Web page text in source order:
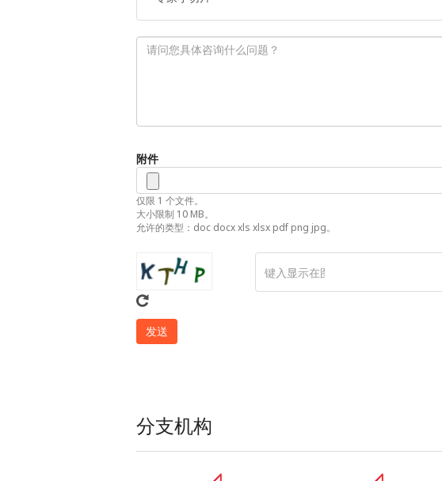
附件
仅限 1 个文件。
大小限制 10 MB。
允许的类型：doc docx xls xlsx pdf png jpg。
分支机构